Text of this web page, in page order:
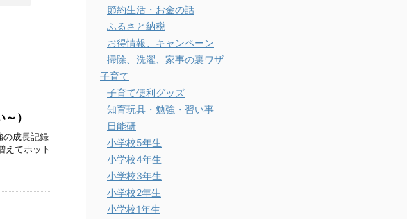
）
の成長記録
えてホット
節約生活・お金の話
ふるさと納税
お得情報、キャンペーン
掃除、洗濯、家事の裏ワザ
子育て
子育て便利グッズ
知育玩具・勉強・習い事
日能研
小学校5年生
小学校4年生
小学校3年生
小学校2年生
小学校1年生